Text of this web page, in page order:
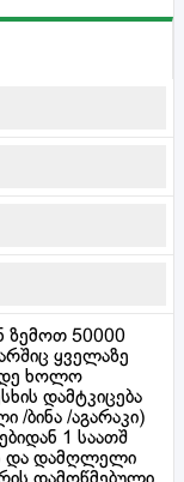
ზემოთ 50000
ყველაზე
ხოლო
დამტკიცება
/ბინა /აგარაკი)
1 საათშ
და დამღლელი